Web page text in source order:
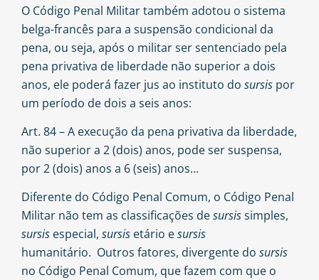
O Código Penal Militar também adotou o sistema
belga-francês para a suspensão condicional da
pena, ou seja, após o militar ser sentenciado pela
pena privativa de liberdade não superior a dois
anos, ele poderá fazer jus ao instituto do sursis por
um período de dois a seis anos:
Art. 84 – A execução da pena privativa da liberdade,
não superior a 2 (dois) anos, pode ser suspensa,
por 2 (dois) anos a 6 (seis) anos…
Diferente do Código Penal Comum, o Código Penal
Militar não tem as classificações desursissimples,
sursis especial, sursis etário esursis
humanitário. Outros fatores, divergente do sursis
no Código Penal Comum, que fazem com que o